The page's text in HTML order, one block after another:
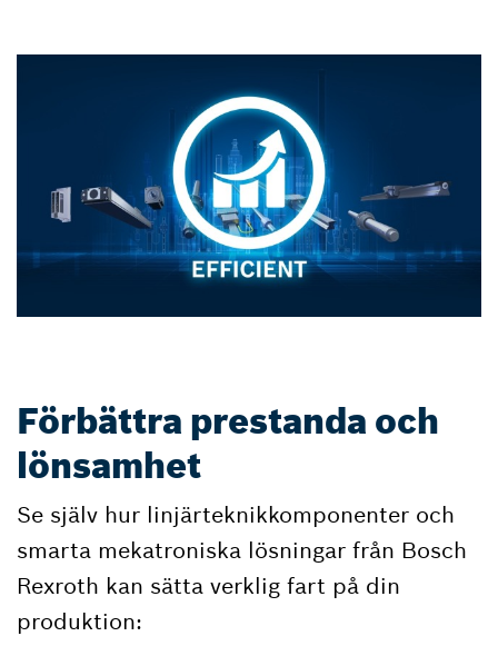
Förbättra prestanda och
lönsamhet
Se själv hur linjärteknikkomponenter och
smarta mekatroniska lösningar från Bosch
Rexroth kan sätta verklig fart på din
produktion: